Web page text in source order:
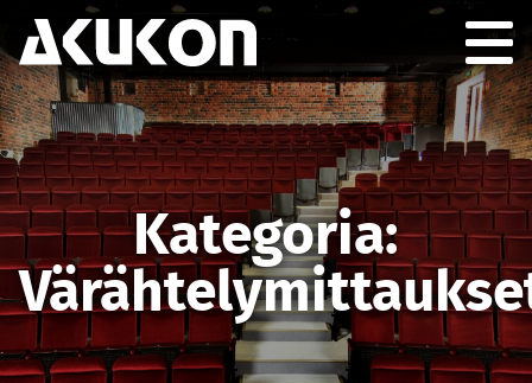
Akukon
Kategoria: